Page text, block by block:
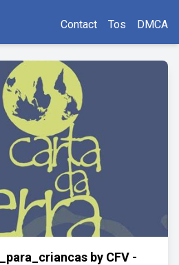
Contact Tos DMCA
by CFV -